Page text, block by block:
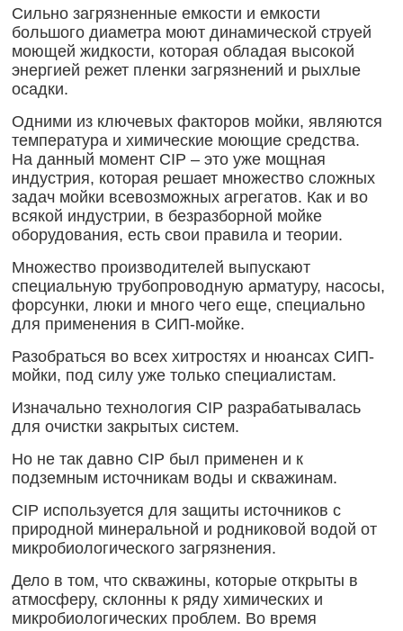
Сильно загрязненные емкости и емкости
большого диаметра моют динамической струей
моющей жидкости, которая обладая высокой
энергией режет пленки загрязнений и рыхлые
осадки.
Одними из ключевых факторов мойки, являются
температура и химические моющие средства.
На данный момент CIP – это уже мощная
индустрия, которая решает множество сложных
задач мойки всевозможных агрегатов. Как и во
всякой индустрии, в безразборной мойке
оборудования, есть свои правила и теории.
Множество производителей выпускают
специальную трубопроводную арматуру, насосы,
форсунки, люки и много чего еще, специально
для применения в СИП-мойке.
Разобраться во всех хитростях и нюансах СИП-
мойки, под силу уже только специалистам.
Изначально технология CIP разрабатывалась
для очистки закрытых систем.
Но не так давно CIP был применен и к
подземным источникам воды и скважинам.
CIP используется для защиты источников с
природной минеральной и родниковой водой от
микробиологического загрязнения.
Дело в том, что скважины, которые открыты в
атмосферу, склонны к ряду химических и
микробиологических проблем. Во время